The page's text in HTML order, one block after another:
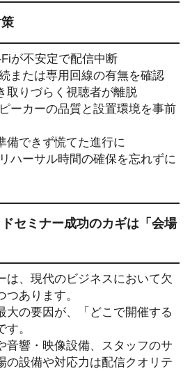
が不安定で配信中断
または専用回線の有無を確認
りづらく視聴者が離脱
ーカーの品質と設置環境を事前
できず慌てた進行に
ハーサル時間の確保を忘れずに
セミナー成功のカギは「会場
は、現代のビジネスにおいて欠
あります。
大の要因が、「どこで開催する
。
音響・映像設備、スタッフのサ
の設備や対応力は配信クオリテ